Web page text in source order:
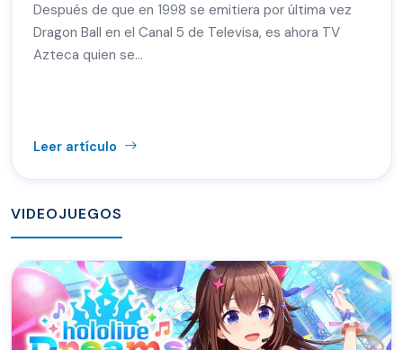
Después de que en 1998 se emitiera por última vez
Dragon Ball en el Canal 5 de Televisa, es ahora TV
Azteca quien se...
Leer artículo
VIDEOJUEGOS